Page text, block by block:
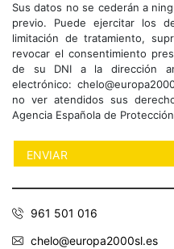
Sus datos no se cederán a
previo. Puede ejercitar los
limitación de tratamiento,
revocar el consentimiento
de su DNI a la dirección
electrónico:
no ver atendidos sus
Agencia Española de
961 501 016
chelo@europa2000sl.es